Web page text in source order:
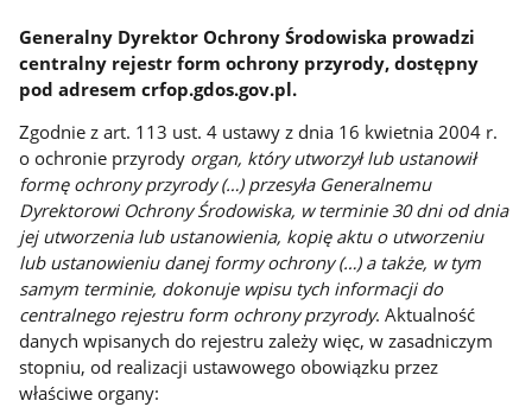
Generalny Dyrektor Ochrony Środowiska prowadzi
centralny rejestr form ochrony przyrody, dostępny
pod adresem crfop.gdos.gov.pl.
Zgodnie z art. 113 ust. 4 ustawy z dnia 16 kwietnia 2004 r.
o ochronie przyrody organ, który utworzył lub ustanowił
formę ochrony przyrody (…) przesyła Generalnemu
Dyrektorowi Ochrony Środowiska, w terminie 30 dni od dnia
jej utworzenia lub ustanowienia, kopię aktu o utworzeniu
lub ustanowieniu danej formy ochrony (…) a także, w tym
samym terminie, dokonuje wpisu tych informacji do
centralnego rejestru form ochrony przyrody. Aktualność
danych wpisanych do rejestru zależy więc, w zasadniczym
stopniu, od realizacji ustawowego obowiązku przez
właściwe organy: